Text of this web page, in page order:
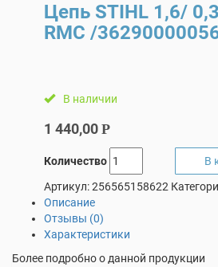
Цепь STIHL 1,6/
RMC /
В наличии
1 440,00 Р
Количество
В
Артикул:256565158622
Описание
Отзывы (0)
Характеристики
Более подробно о данной продукции